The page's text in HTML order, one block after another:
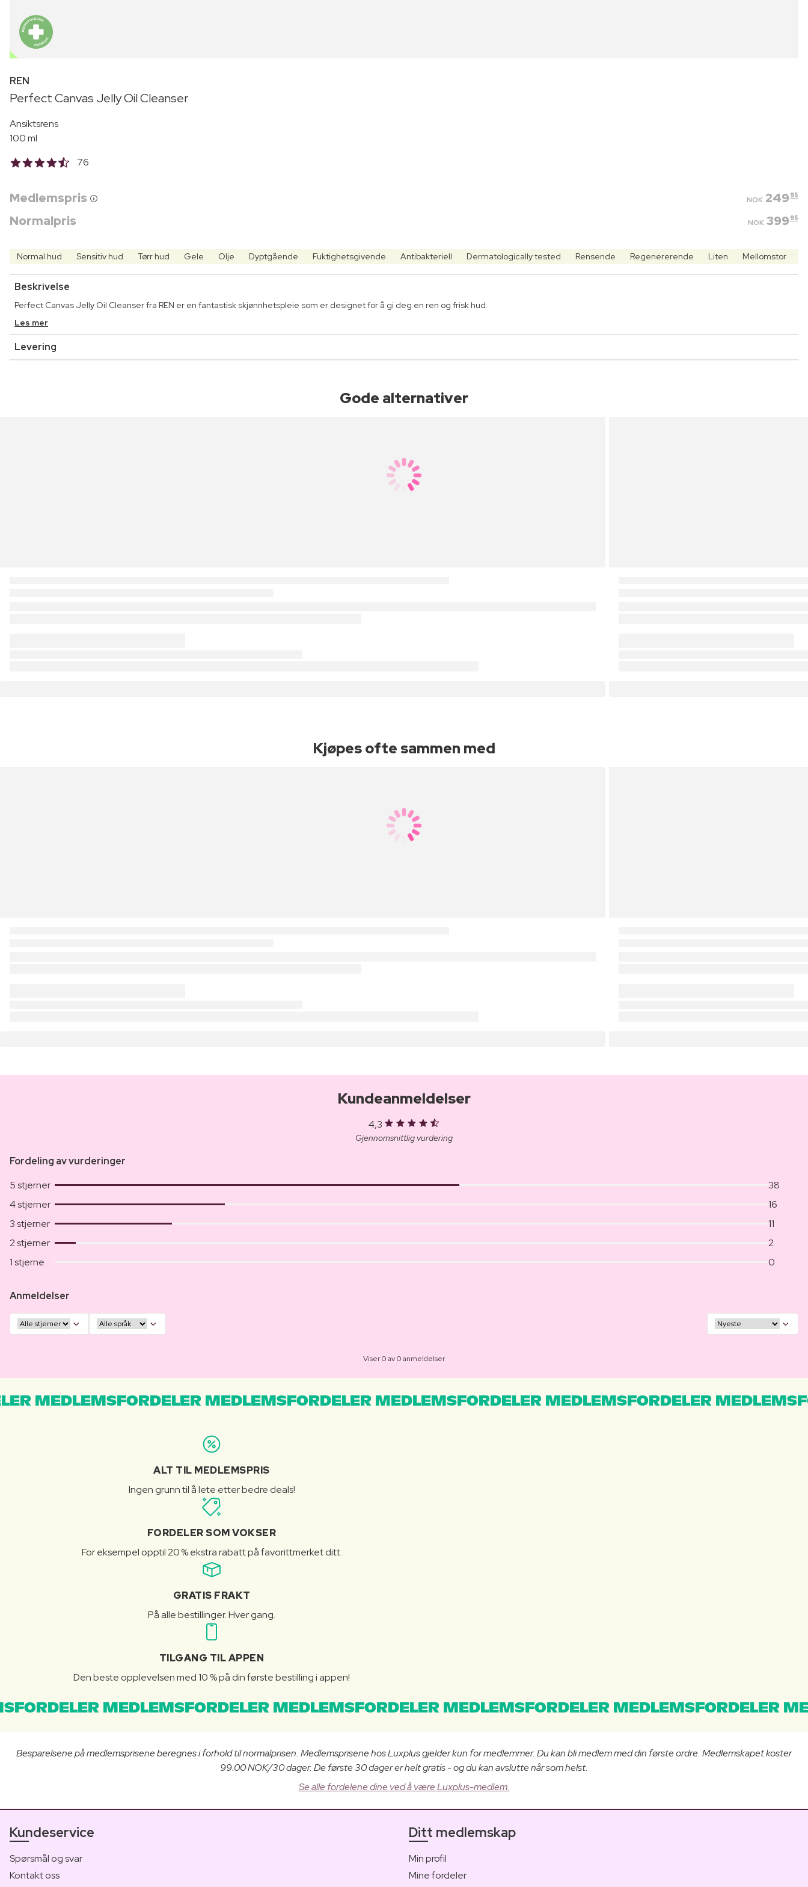
OUTLET
REN
Perfect Canvas Jelly Oil Cleanser
Ansiktsrens
100 ml
76
Medlemspris NOK 249 95
Normalpris NOK 399 95
Normal hud Sensitiv hud Tørr hud Gele Olje Dyptgående Fuktighetsgivende Antibakteriell Dermatologically tested Rensende Regenererende Liten Mellomstor
Beskrivelse
Perfect Canvas Jelly Oil Cleanser fra REN er en fantastisk skjønnhetspleie som er designet for å gi deg en ren og frisk hud.
Les mer
Levering
Gode alternativer
Kjøpes ofte sammen med
Kundeanmeldelser
4,3
Gjennomsnittlig vurdering
Fordeling av vurderinger
5 stjerner
38
4 stjerner
16
3 stjerner
11
2 stjerner
2
1 stjerne
0
Anmeldelser
Viser 0 av 0 anmeldelser
MEDLEMSFORDELER MEDLEMSFORDELER MEDLEMSFORDELER MEDLEMSFORDELER
ALT TIL MEDLEMSPRIS
Ingen grunn til å lete etter bedre deals!
FORDELER SOM VOKSER
For eksempel opptil 20 % ekstra rabatt på favorittmerket ditt.
GRATIS FRAKT
På alle bestillinger. Hver gang.
TILGANG TIL APPEN
Den beste opplevelsen med 10 % på din første bestilling i appen!
MEDLEMSFORDELER MEDLEMSFORDELER MEDLEMSFORDELER MEDLEMSFORDELER
Besparelsene på medlemsprisene beregnes i forhold til normalprisen. Medlemsprisene hos Luxplus gjelder kun for medlemmer. Du kan bli medlem med din første ordre. Medlemskapet koster
99.00 NOK/30 dager. De første 30 dager er helt gratis - og du kan avslutte når som helst.
Se alle fordelene dine ved å være Luxplus-medlem.
Kundeservice
Spørsmål og svar
Kontakt oss
Ditt medlemskap
Min profil
Mine fordeler